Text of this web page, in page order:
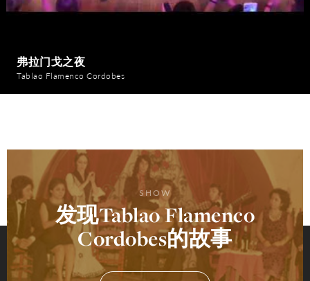
弗拉门戈之夜
Tablao Flamenco Cordobes
SHOW
发现Tablao Flamenco
Cordobes的故事